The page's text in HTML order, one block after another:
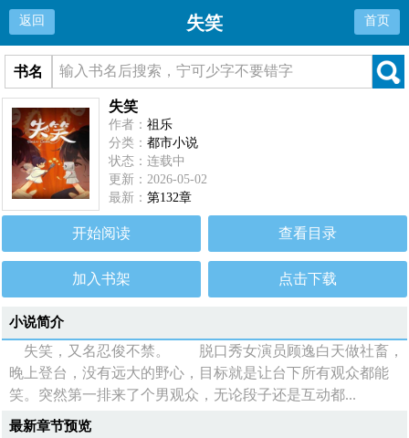
返回 失笑 首页
书名
失笑
作者：祖乐
分类：都市小说
状态：连载中
更新：2026-05-02
最新：第132章
开始阅读 查看目录
加入书架 点击下载
小说简介
失笑，又名忍俊不禁。 脱口秀女演员顾逸白天做社畜，
晚上登台，没有远大的野心，目标就是让台下所有观众都能
笑。突然第一排来了个男观众，无论段子还是互动都...
最新章节预览